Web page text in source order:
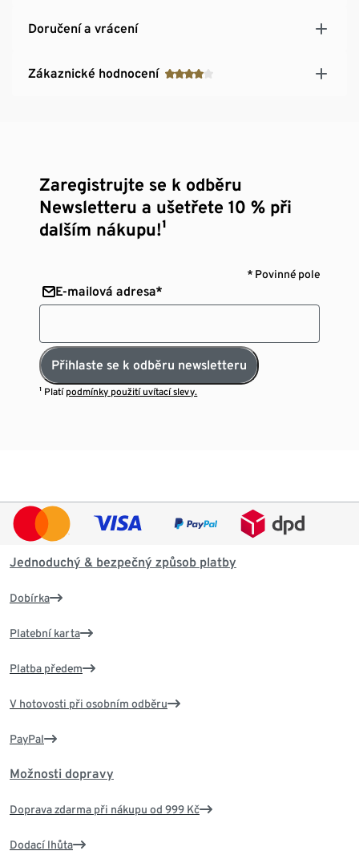
Doručení a vrácení
Zákaznické hodnocení
Zaregistrujte se k odběru
Newsletteru a ušetřete 10 % při
dalším nákupu!¹
* Povinné pole
E-mailová adresa*
Přihlaste se k odběru newsletteru
¹ Platí podmínky použití uvítací slevy.
Jednoduchý & bezpečný způsob platby
Dobírka
Platební karta
Platba předem
V hotovosti při osobním odběru
PayPal
Možnosti dopravy
Doprava zdarma při nákupu od 999 Kč
Dodací lhůta